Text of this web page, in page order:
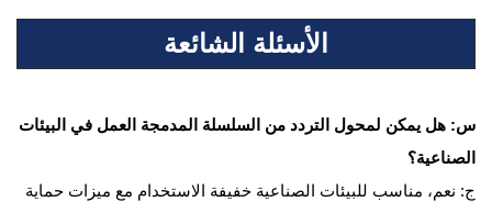
الأسئلة الشائعة
س: هل يمكن لمحول التردد من السلسلة المدمجة العمل في البيئات
الصناعية؟
ج: نعم، مناسب للبيئات الصناعية خفيفة الاستخدام مع ميزات حماية